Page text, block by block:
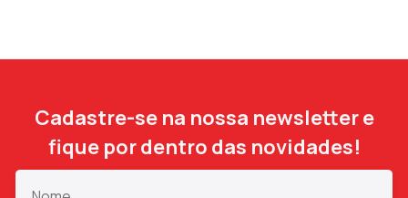
Cadastre-se na nossa newsletter e
fique por dentro das novidades!